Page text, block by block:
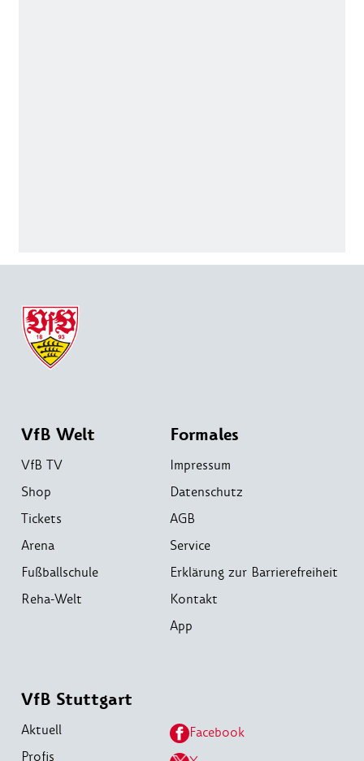
VfB Welt
VfB TV
Shop
Tickets
Arena
Fußballschule
Reha-Welt
Formales
Impressum
Datenschutz
AGB
Service
Erklärung zur Barrierefreiheit
Kontakt
App
VfB Stuttgart
Aktuell
Profis
Facebook